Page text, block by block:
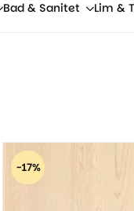
Bad & Sanitet Lim &
-17%